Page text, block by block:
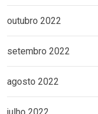
outubro 2022
setembro 2022
agosto 2022